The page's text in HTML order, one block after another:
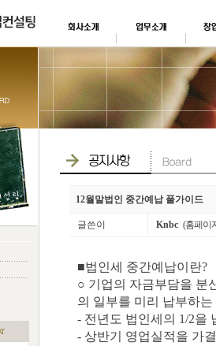
12월말법인 중간예납 풀가이드
글쓴이 Knbc (홈페이
■법인세 중간예납이란?
○ 기업의 자금부담을 분
의 일부를 미리 납부하는
- 전년도 법인세의 1/2을
- 상반기 영업실적을 가